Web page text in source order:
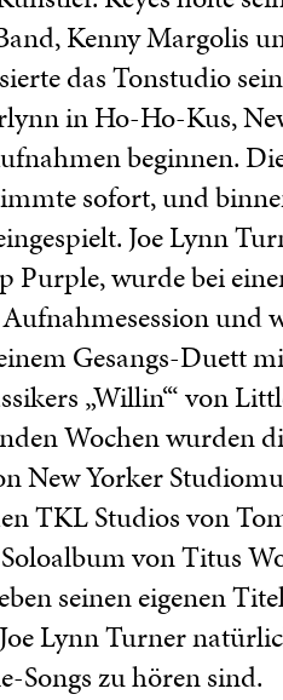
Kenny Margolis
das Tonstudio
in Ho-Ho-Kus,
beginnen.
sofort, und
Joe Lynn
Purple, wurde bei
und
Gesangs-Duett
„Willin‘“ von
Wochen wurden
New Yorker
TKL Studios von
von Titus
seinen eigenen
Lynn Turner
Songs zu hören sind.